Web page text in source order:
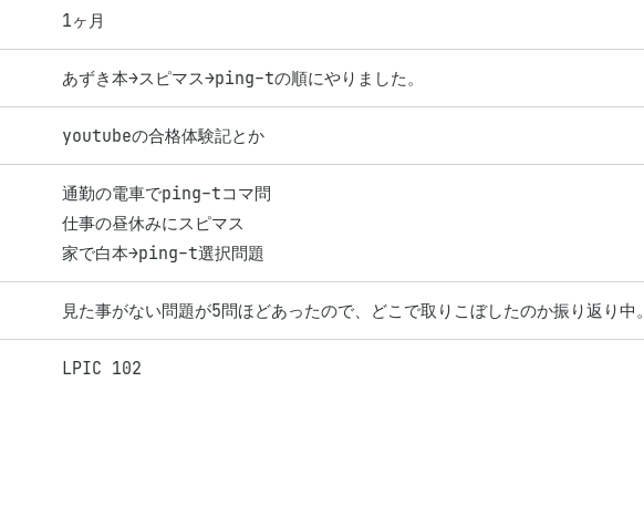
1ヶ月
あずき本→スピマス→ping-tの順にやりました。
youtubeの合格体験記とか
通勤の電車でping-tコマ問
仕事の昼休みにスピマス
家で白本→ping-t選択問題
見た事がない問題が5問ほどあったので、どこで取りこぼしたのか振り返り中。
LPIC 102